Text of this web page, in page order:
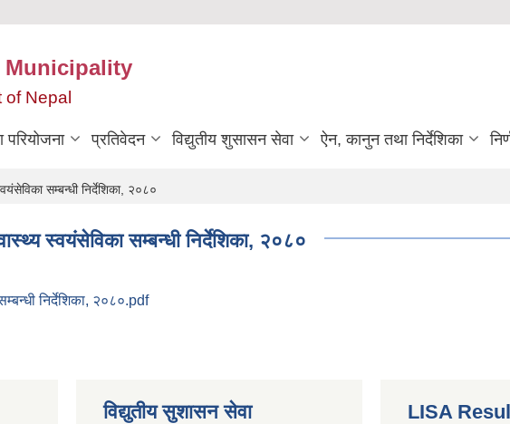
Municipality
of Nepal
परियोजना प्रतिवेदन विद्युतीय शुसासन सेवा ऐन, कानुन तथा निर्देशिका
सम्बन्धी निर्देशिका, २०८०
स्वयंसेविका सम्बन्धी निर्देशिका, २०८०
निर्देशिका, २०८०.pdf
विद्युतीय सुशासन सेवा LISA